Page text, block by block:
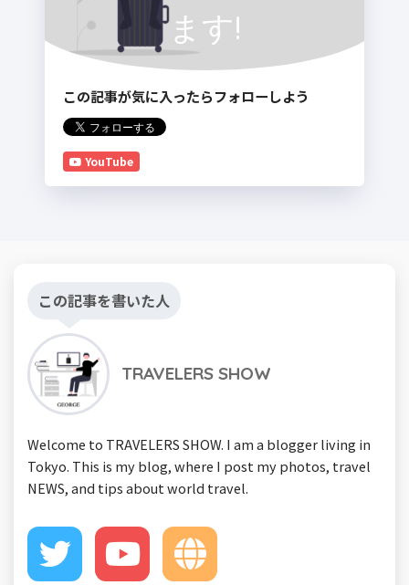
ます!
この記事が気に入ったらフォローしよう
YouTube
この記事を書いた人
TRAVELERS SHOW
Welcome to TRAVELERS SHOW. I am a blogger living in
Tokyo. This is my blog, where I post my photos, travel
NEWS, and tips about world travel.